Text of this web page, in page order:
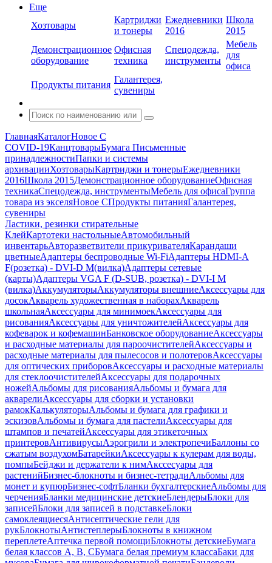
Еще
Хозтовары
Картриджи
и тонеры
Ежедневники
2016
Школа
2015
Демонстрационное
оборудование
Офисная
техника
Спецодежда,
инструменты
Мебель
для
офиса
Продукты питания
Галантерея,
сувениры
ГлавнаяКаталогНовое С
COVID-19КанцтоварыБумага Письменные
принадлежностиПапки и системы
архивацииХозтоварыКартриджи и тонерыЕжедневники
2016Школа 2015Демонстрационное оборудованиеОфисная
техникаСпецодежда, инструментыМебель для офисаГруппа
товара из экселяНовое СПродукты питанияГалантерея,
сувениры
Ластики, резинки стирательные
КлейКартотеки настольныеАвтомобильный
инвентарьАвторазветвители прикуривателяКарандаши
цветныеАдаптеры беспроводные Wi-FiАдаптеры HDMI-A
F(розетка) - DVI-D M(вилка)Адаптеры сетевые
(карты)Адаптеры VGA F (D-SUB, розетка) - DVI-I M
(вилка)АккумуляторыАккумуляторы внешниеАксессуары для
досокАкварель художественная в наборахАкварель
школьнаяАксессуары для минимоекАксессуары для
рисованияАксессуары для уничтожителейАксессуары для
кофеварок и кофемашинБанковское оборудованиеАксессуары
и расходные материалы для пароочистителейАксессуары и
расходные материалы для пылесосов и полотеровАксессуары
для оптических приборовАксессуары и расходные материалы
для стеклоочистителейАксессуары для подарочных
ножейАльбомы для рисованияАльбомы и бумага для
акварелиАксессуары для сборки и установки
рамокКалькуляторыАльбомы и бумага для графики и
эскизовАльбомы и бумага для пастелиАксессуары для
штампов и печатейАксессуары для этикеточных
принтеровАнтивирусыАэрогрили и электропечиБаллоны со
сжатым воздухомБатарейкиАксессуары к кулерам для воды,
помпыБейджи и держатели к нимАкссесуары для
растенийБизнес-блокноты и бизнес-тетрадиАльбомы для
монет и купюрБизнес-софтБланки бухгалтерскиеАльбомы для
черченияБланки медицинские детскиеБлендерыБлоки для
записейБлоки для записей в подставкеБлоки
самоклеящиесяАнтисептические гели для
рукБлокнотыАнтистеплерыБлокноты в книжном
переплетеАптечка первой помощиБлокноты детскиеБумага
белая классов А, В, СБумага белая премиум классаБаки для